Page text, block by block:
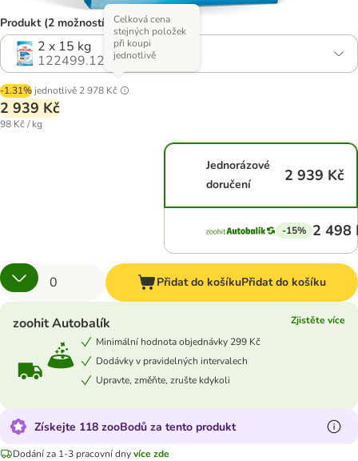
Produkt (2 možností)
2 x 15 kg
122499.12
-1.31% jednotlivě 2 978 Kč
Celková cena
stejných položek
při koupi
jednotlivě
2 939 Kč
98 Kč / kg
Jednorázové
doručení
2 939 Kč
-15% 2 498
Přidat do košíkuPřidat do košíku
zoohit Autobalík
Zjistěte více
Minimální hodnota objednávky 299 Kč
Dodávky v pravidelných intervalech
Upravte, změňte, zrušte kdykoli
Získejte 118 zooBodů za tento produkt
Dodání za 1-3 pracovní dnyvíce zde